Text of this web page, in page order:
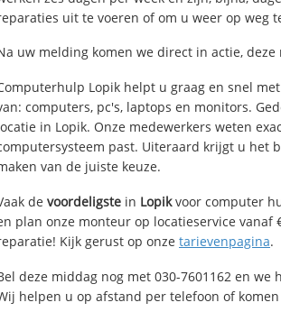
uit te voeren of om u weer op weg
uw melding komen we direct in actie,
Lopik helpt u graag en snel
computers, pc's, laptops en monitors.
in Lopik. Onze medewerkers weten
past. Uiteraard krijgt u het
van de juiste keuze.
de voordeligste in Lopikvoor computer
plan onze monteur op locatieservice vanaf
Kijk gerust op onze tarievenpagina.
deze middag nog met 030-7601162 en we
helpen u op afstand per telefoon of